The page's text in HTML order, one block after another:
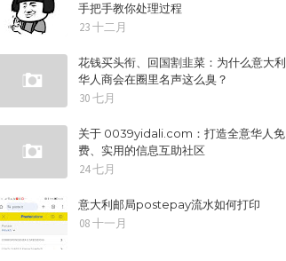
手把手教你处理过程
23 十二月
花钱买头衔、回国割韭菜：为什么意大利
华人商会在圈里名声这么臭？
30 七月
关于 0039yidali.com：打造全意华人免
费、实用的信息互助社区
24 七月
意大利邮局postepay流水如何打印
08 十一月